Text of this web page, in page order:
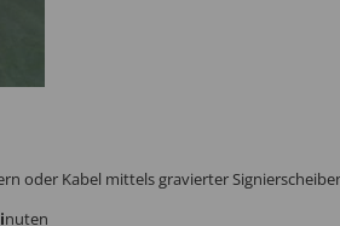
oder Kabel mittels gravierter
inuten